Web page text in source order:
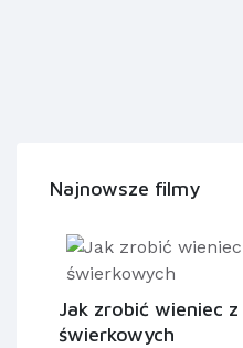
Najnowsze filmy
Jak zrobić wieniec
świerkowych